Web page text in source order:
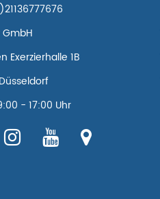
Exerzierhalle 1B
- 17:00 Uhr